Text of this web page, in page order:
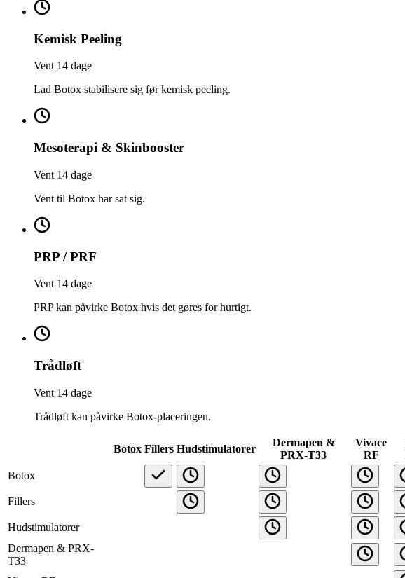
Kemisk Peeling
Vent 14 dage
Lad Botox stabilisere sig før kemisk peeling.
Mesoterapi & Skinbooster
Vent 14 dage
Vent til Botox har sat sig.
PRP / PRF
Vent 14 dage
PRP kan påvirke Botox hvis det gøres for hurtigt.
Trådløft
Vent 14 dage
Trådløft kan påvirke Botox-placeringen.
Botox Fillers Hudstimulatorer
Dermapen &
PRX-T33
Vivace
RF
Botox
Fillers
Hudstimulatorer
Dermapen & PRX-
T33